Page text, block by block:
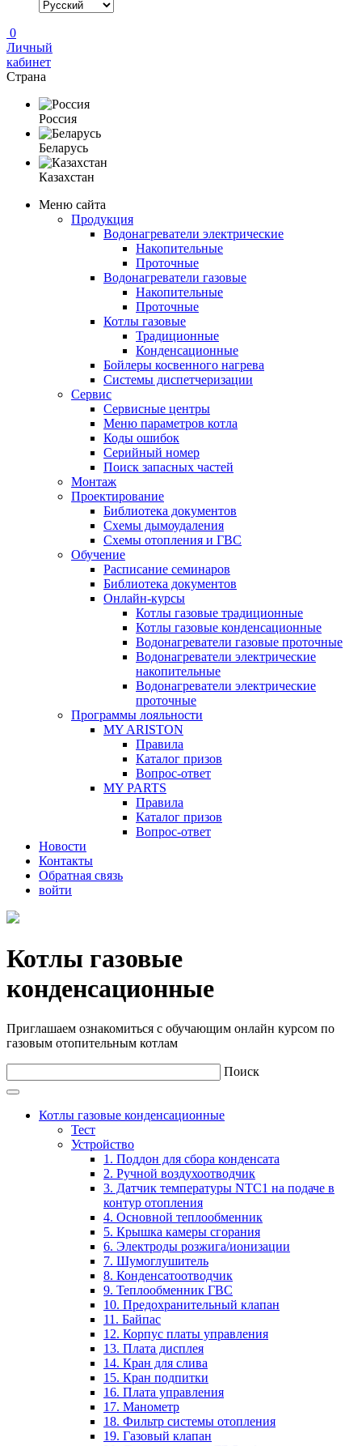
0
Личный
кабинет
Страна
Россия
Беларусь
Казахстан
Меню сайта
Продукция
Водонагреватели электрические
Накопительные
Проточные
Водонагреватели газовые
Накопительные
Проточные
Котлы газовые
Традиционные
Конденсационные
Бойлеры косвенного нагрева
Системы диспетчеризации
Сервис
Сервисные центры
Меню параметров котла
Коды ошибок
Серийный номер
Поиск запасных частей
Монтаж
Проектирование
Библиотека документов
Схемы дымоудаления
Схемы отопления и ГВС
Обучение
Расписание семинаров
Библиотека документов
Онлайн-курсы
Котлы газовые традиционные
Котлы газовые конденсационные
Водонагреватели газовые проточные
Водонагреватели электрические
накопительные
Водонагреватели электрические
проточные
Программы лояльности
MY ARISTON
Правила
Каталог призов
Вопрос-ответ
MY PARTS
Правила
Каталог призов
Вопрос-ответ
Новости
Контакты
Обратная связь
войти
Котлы газовые
конденсационные
Приглашаем ознакомиться с обучающим онлайн курсом по
газовым отопительным котлам
Поиск
Котлы газовые конденсационные
Тест
Устройство
1. Поддон для сбора конденсата
2. Ручной воздухоотводчик
3. Датчик температуры NTC1 на подаче в
контур отопления
4. Основной теплообменник
5. Крышка камеры сгорания
6. Электроды розжига/ионизации
7. Шумоглушитель
8. Конденсатоотводчик
9. Теплообменник ГВС
10. Предохранительный клапан
11. Байпас
12. Корпус платы управления
13. Плата дисплея
14. Кран для слива
15. Кран подпитки
16. Плата управления
17. Манометр
18. Фильтр системы отопления
19. Газовый клапан